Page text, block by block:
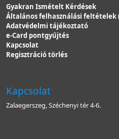
Gyakran Ismételt Kérdések
Általános felhasználási feltételek
Adatvédelmi tájékoztató
e-Card pontgyűjtés
Kapcsolat
Regisztráció törlés
Kapcsolat
Zalaegerszeg, Széchenyi tér 4-6.